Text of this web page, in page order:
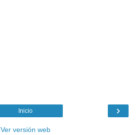
›
Inicio
Ver versión web